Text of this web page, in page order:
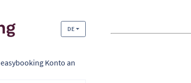
DE
Konto an